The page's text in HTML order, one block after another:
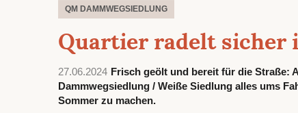
QM DAMMWEGSIEDLUNG
Quartier radelt sicher
27.06.2024 Frisch geölt und bereit für die Straße:
Dammwegsiedlung / Weiße Siedlung alles ums
Sommer zu machen.